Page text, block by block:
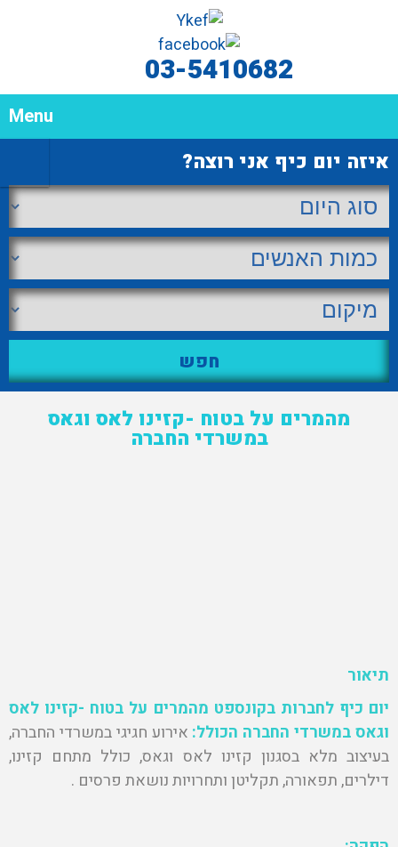
03-5410682
Menu
איזה יום כיף אני רוצה?
מהמרים על בטוח -קזינו לאס וגאס
במשרדי החברה
תיאור
יום כיף לחברות בקונספט מהמרים על בטוח -קזינו לאס
וגאס במשרדי החברה הכולל: אירוע חגיגי במשרדי החברה,
בעיצוב מלא בסגנון קזינו לאס וגאס, כולל מתחם קזינו,
דילרים, תפאורה, תקליטן ותחרויות נושאת פרסים .